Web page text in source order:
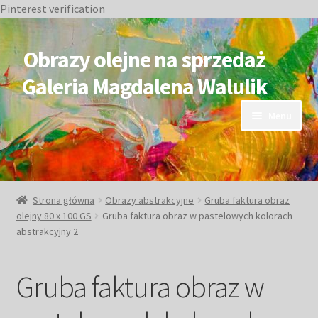
Pinterest verification
do
nawigacji
do
treści
Obrazy olejne na sprzedaż
Galeria Magdalena Walulik
OBRAZY DOSTĘPNE
Duże obrazy
Postacie
Strona główna Obrazy abstrakcyjne
Gruba faktura obraz
olejny 80 x 100 GS
Gruba faktura obraz w pastelowych kolorach
abstrakcyjny 2
Gruba faktura obraz w